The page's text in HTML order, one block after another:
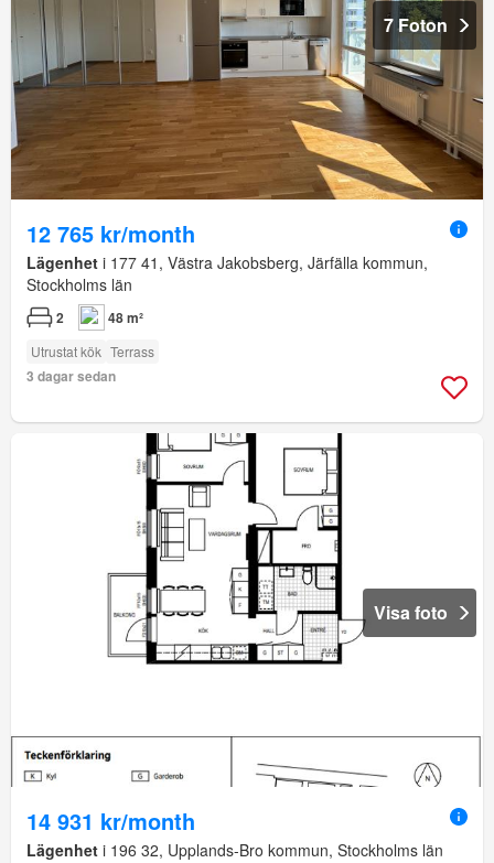
7 Foton
12 765 kr/month
Lägenhet i 177 41, Västra Jakobsberg, Järfälla kommun,
Stockholms län
2 48 m²
Utrustat kök Terrass
3 dagar sedan
Visa foto
14 931 kr/month
Lägenhet i 196 32, Upplands-Bro kommun, Stockholms län